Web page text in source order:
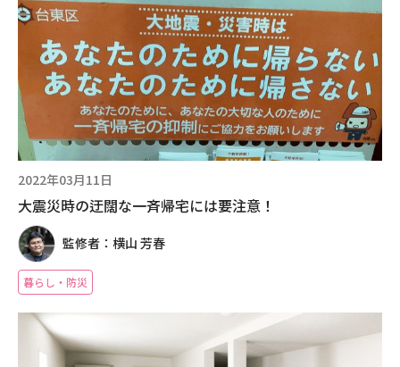
2022年03月11日
大震災時の迂闊な一斉帰宅には要注意！
監修者：横山 芳春
暮らし・防災